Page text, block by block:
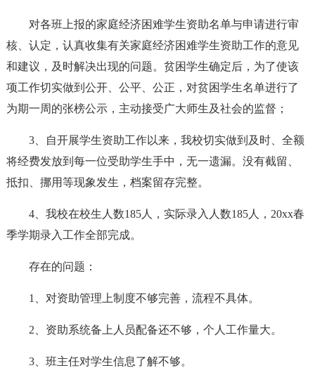
对各班上报的家庭经济困难学生资助名单与申请进行审
核、认定，认真收集有关家庭经济困难学生资助工作的意见
和建议，及时解决出现的问题。贫困学生确定后，为了使该
项工作切实做到公开、公平、公正，对贫困学生名单进行了
为期一周的张榜公示，主动接受广大师生及社会的监督；
3、自开展学生资助工作以来，我校切实做到及时、全额
将经费发放到每一位受助学生手中，无一遗漏。没有截留、
抵扣、挪用等现象发生，档案留存完整。
4、我校在校生人数185人，实际录入人数185人，20xx春
季学期录入工作全部完成。
存在的问题：
1、对资助管理上制度不够完善，流程不具体。
2、资助系统备上人员配备还不够，个人工作量大。
3、班主任对学生信息了解不够。